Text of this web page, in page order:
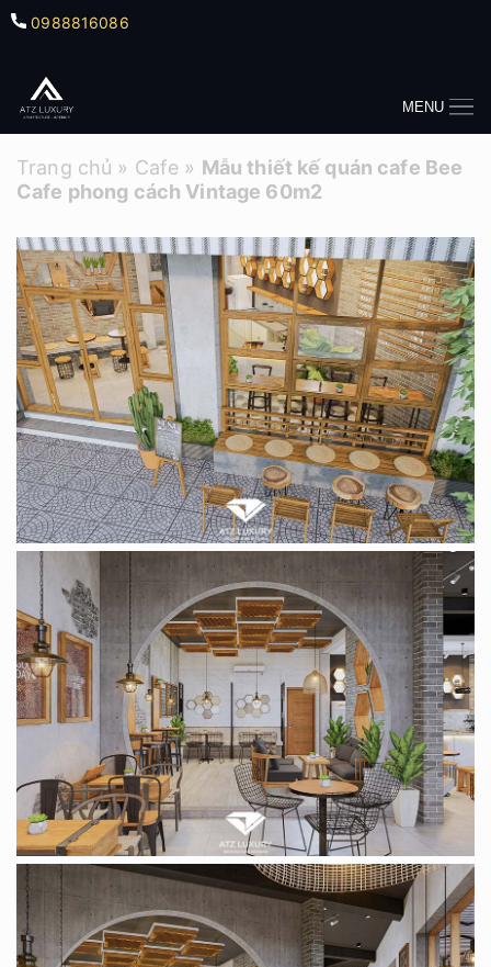
0988816086
MENU
Trang chủ » Cafe » Mẫu thiết kế quán cafe Bee
Cafe phong cách Vintage 60m2